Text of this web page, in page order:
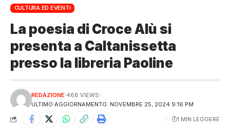
CULTURA ED EVENTI
La poesia di Croce Alù si
presenta a Caltanissetta
presso la libreria Paoline
ULTIMO AGGIORNAMENTO: NOVEMBRE 25, 2024 9:16 PM
REDAZIONE 468 VIEWS
1 MIN LEGGERE